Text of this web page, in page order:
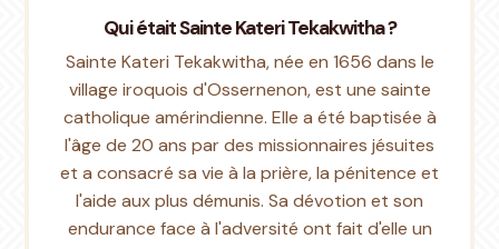
Qui était Sainte Kateri Tekakwitha ?
Sainte Kateri Tekakwitha, née en 1656 dans le
village iroquois d'Ossernenon, est une sainte
catholique amérindienne. Elle a été baptisée à
l'âge de 20 ans par des missionnaires jésuites
et a consacré sa vie à la prière, la pénitence et
l'aide aux plus démunis. Sa dévotion et son
endurance face à l'adversité ont fait d'elle un